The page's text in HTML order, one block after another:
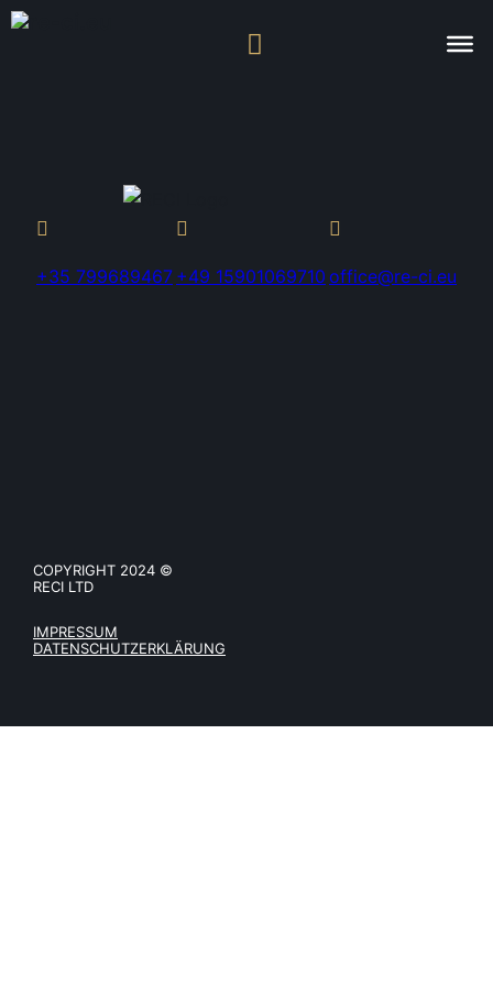
+35 799689467 +49 15901069710 office@re-ci.eu
COPYRIGHT 2024 ©
RECI LTD
IMPRESSUM
DATENSCHUTZERKLÄRUNG